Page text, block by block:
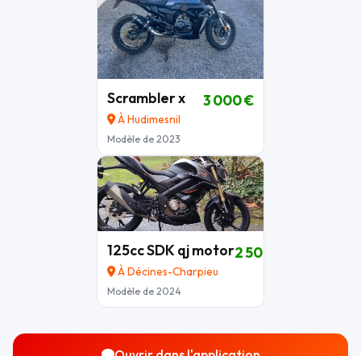
Scrambler x
À Hudimesnil
Modèle de 2023
3 000 €
125cc SDK qj motor
À Décines-Charpieu
Modèle de 2024
2 500 €